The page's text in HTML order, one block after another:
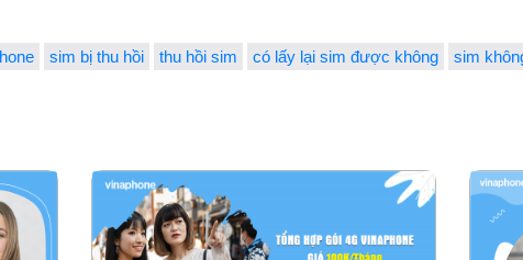
sim bị thu hồi thu hồi sim có lấy lại sim được không sim